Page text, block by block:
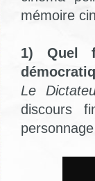
mémoire
1) Quel
Le
discours